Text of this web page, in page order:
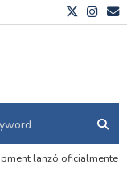
lanzó oficialmente